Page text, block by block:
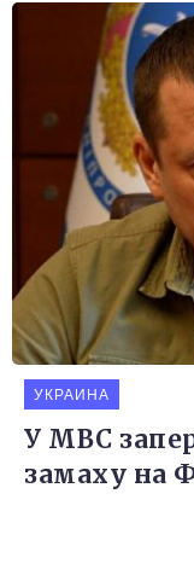
УКРАИНА
У МВС
замаху на